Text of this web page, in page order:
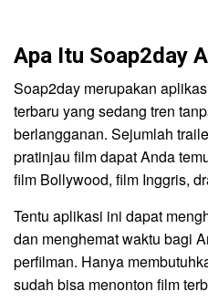
Apa Itu Soap2day
Soap2day merupakan
terbaru yang sedang tren
berlangganan. Sejumlah
pratinjau film dapat Anda
film Bollywood, film Inggris,
Tentu aplikasi ini dapat
dan menghemat waktu bagi
perfilman. Hanya
sudah bisa menonton film